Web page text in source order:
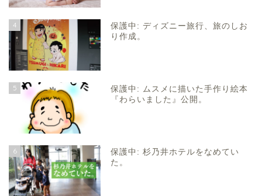
4
保護中: ディズニー旅行、旅のしお
り作成。
5
保護中: ムスメに描いた手作り絵本
『わらいました』公開。
6
保護中: 杉乃井ホテルをなめてい
た。